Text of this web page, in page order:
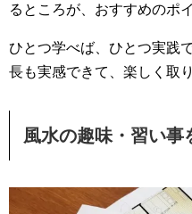
るところが、おすすめのポ
ひとつ学べば、ひとつ実践
長も実感できて、楽しく取
風水の趣味・習い事